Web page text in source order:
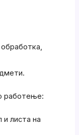
работење:
и листа на